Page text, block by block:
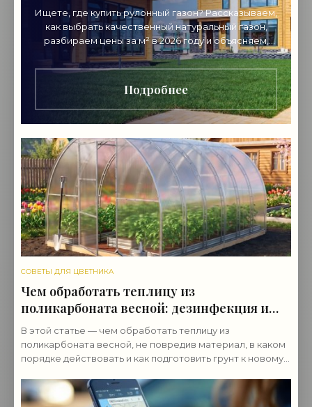
Ищете, где купить рулонный газон? Рассказываем,
как выбрать качественный натуральный газон,
разбираем цены за м² в 2026 году и объясняем,
почему стоит покупать напрямую от
производителя.
Подробнее
СОВЕТЫ ДЛЯ ЦВЕТНИКА
Чем обработать теплицу из
поликарбоната весной: дезинфекция и
подготовка
В этой статье — чем обработать теплицу из
поликарбоната весной, не повредив материал, в каком
порядке действовать и как подготовить грунт к новому